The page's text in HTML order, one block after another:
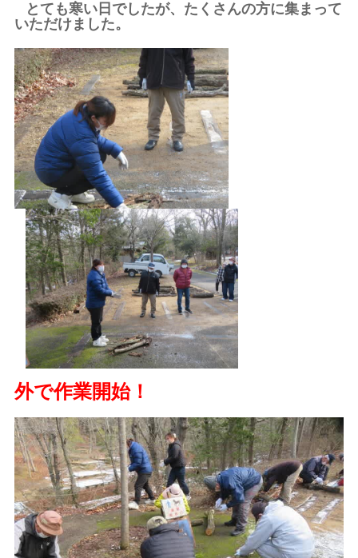
とても寒い日でしたが、たくさんの方に集まって
いただけました。
外で作業開始！